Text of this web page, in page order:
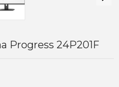
Progress 24P201F